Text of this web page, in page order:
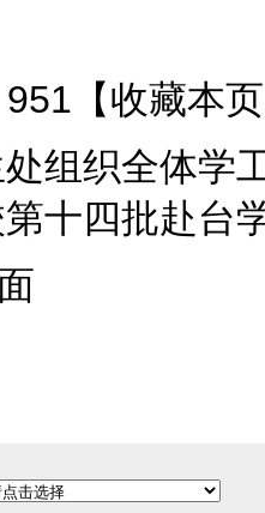
【收藏本页
组织全体学
十四批赴台